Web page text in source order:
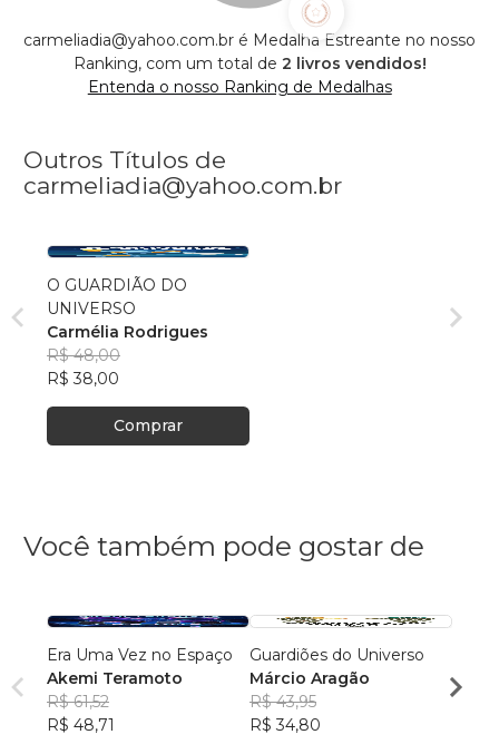
carmeliadia@yahoo.com.br é Medalha Estreante no nosso
Ranking, com um total de 2 livros vendidos!
Entenda o nosso Ranking de Medalhas
Outros Títulos de
carmeliadia@yahoo.com.br
O GUARDIÃO DO
UNIVERSO
Carmélia Rodrigues
R$ 48,00
R$ 38,00
Comprar
Você também pode gostar de
Era Uma Vez no Espaço
Akemi Teramoto
R$ 61,52
R$ 48,71
Guardiões do Universo
Márcio Aragão
R$ 43,95
R$ 34,80
R$